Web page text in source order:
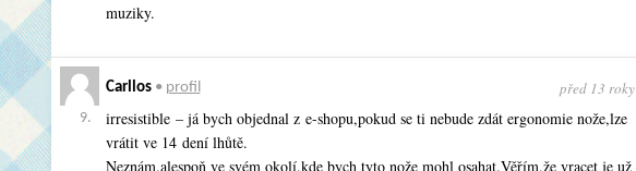
muziky.
9.
Carllos• profil před 13 roky
irresistible – já bych objednal z e-shopu,pokud se ti nebude zdát ergonomie nože,lze
vrátit ve 14 dení lhůtě.
Neznám,alespoň ve svém okolí,kde bych tyto nože mohl osahat.Věřím,že vracet je už